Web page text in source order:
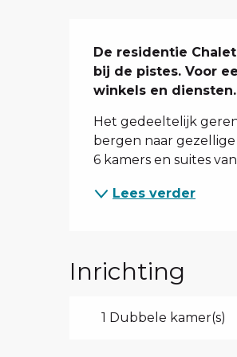
De residentie
bij de pistes. Voor
winkels en diensten.
Het gedeeltelijk
bergen naar
6 kamers en suites
Lees verder
Inrichting
1 Dubbele kamer(s)